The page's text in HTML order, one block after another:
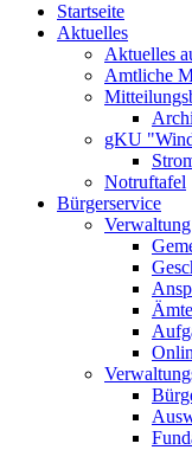
Startseite
Aktuelles
Aktuelles
Amtliche
gKU
Notruftafel
Bürgerservice
Verwaltung